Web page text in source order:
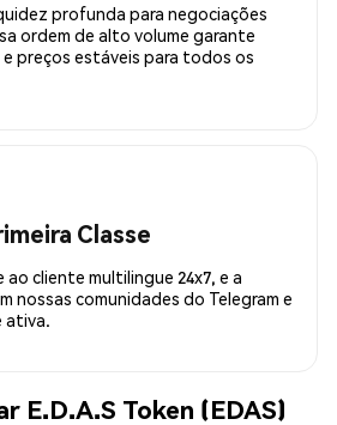
profunda para negociações
ordem de alto volume garante
preços estáveis para todos os
Classe
cliente multilingue 24x7, e a
nossas comunidades do Telegram e
ativa.
E.D.A.S Token (EDAS)